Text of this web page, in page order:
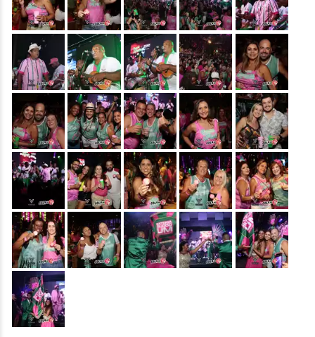
&nbsp; &nbsp; &nbsp; &nbsp; &nbsp;
&nbsp; &nbsp; &nbsp; &nbsp; &nbsp;
&nbsp; &nbsp; &nbsp; &nbsp; &nbsp;
&nbsp; &nbsp; &nbsp; &nbsp; &nbsp;
&nbsp;